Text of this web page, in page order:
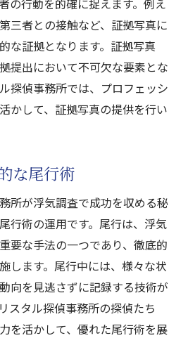
の行動を的確に捉えます。例え
三者との接触など、証拠写真に
な証拠となります。証拠写真
提出において不可欠な要素とな
探偵事務所では、プロフェッシ
かして、証拠写真の提供を行い
な尾行術
所が浮気調査で成功を収める秘
行術の運用です。尾行は、浮気
要な手法の一つであり、徹底的
します。尾行中には、様々な状
向を見逃さずに記録する技術が
スタル探偵事務所の探偵たち
を活かして、優れた尾行術を展